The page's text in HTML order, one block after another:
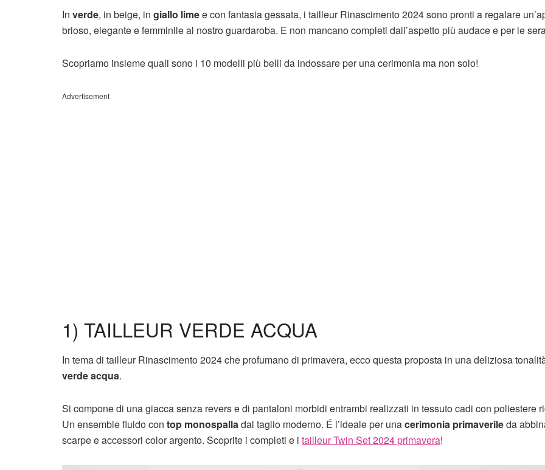
In verde, in beige, in giallo limee con fantasia gessata, i tailleur Rinascimento 2024 sono pronti a regalare
brioso, elegante e femminile al nostro guardaroba. E non mancano completi dall’aspetto più audace e per le
Scopriamo insieme quali sono i 10 modelli più belli da indossare per una cerimonia ma non solo!
Advertisement
1) TAILLEUR VERDE ACQUA
In tema di tailleur Rinascimento 2024 che profumano di primavera, ecco questa proposta in una deliziosa
verde acqua.
Si compone di una giacca senza revers e di pantaloni morbidi entrambi realizzati in tessuto cadi con poliestere
Un ensemble fluido con top monospalladal taglio moderno. É l’ideale per unacerimonia primaverileda
scarpe e accessori color argento. Scoprite i completi e i tailleur Twin Set 2024 primavera!